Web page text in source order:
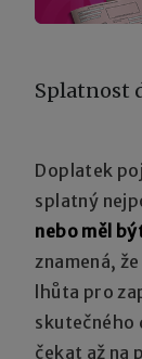
Splatnost
Doplatek
splatný
nebo měl
znamená,
lhůta pro
skutečného
čekat až na